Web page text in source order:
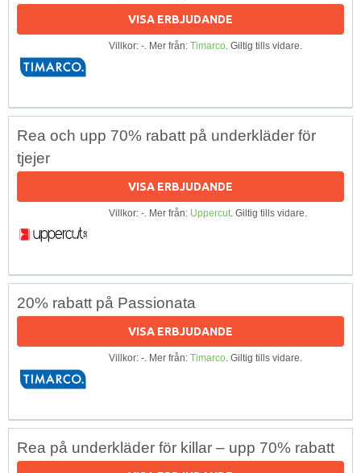
VISA ERBJUDANDE
Villkor: -. Mer från: Timarco. Giltig tills vidare.
Rea och upp 70% rabatt på underkläder för
tjejer
VISA ERBJUDANDE
Villkor: -. Mer från: Uppercut. Giltig tills vidare.
20% rabatt på Passionata
VISA ERBJUDANDE
Villkor: -. Mer från: Timarco. Giltig tills vidare.
Rea på underkläder för killar – upp 70% rabatt